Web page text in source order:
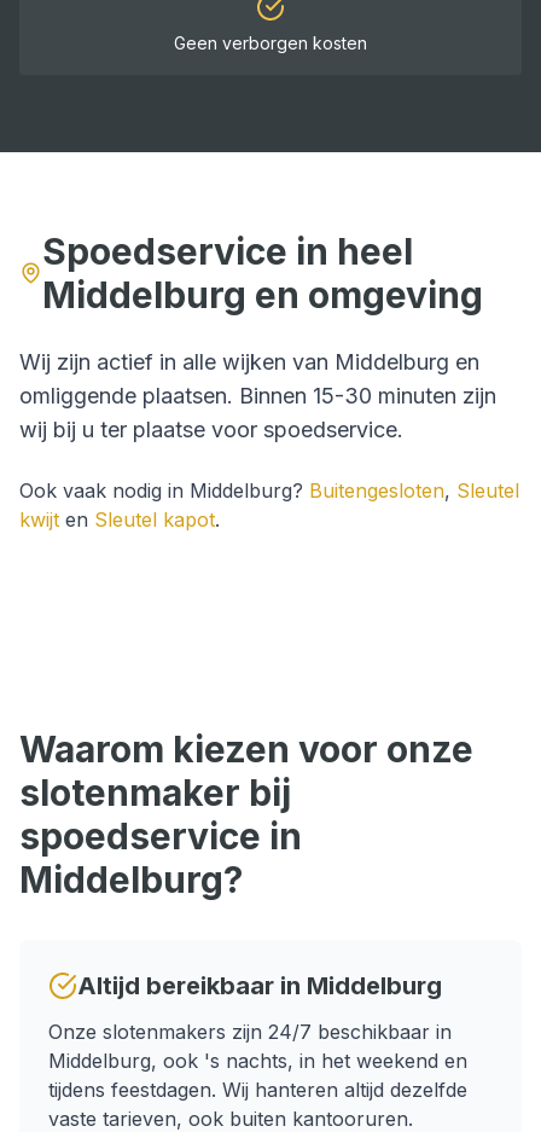
Geen verborgen kosten
Spoedservice in heel
Middelburg en omgeving
Wij zijn actief in alle wijken van Middelburg en
omliggende plaatsen. Binnen 15-30 minuten zijn
wij bij u ter plaatse voor spoedservice.
Ook vaak nodig in Middelburg? Buitengesloten, Sleutel
kwijt en Sleutel kapot.
Waarom kiezen voor onze
slotenmaker bij
spoedservice in
Middelburg?
Altijd bereikbaar in Middelburg
Onze slotenmakers zijn 24/7 beschikbaar in
Middelburg, ook 's nachts, in het weekend en
tijdens feestdagen. Wij hanteren altijd dezelfde
vaste tarieven, ook buiten kantooruren.